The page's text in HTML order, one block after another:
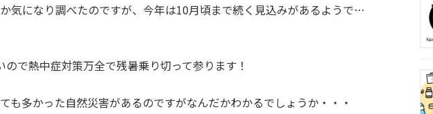
気になり調べたのですが、今年は10月頃まで続く見込みがあるようで…
で熱中症対策万全で残暑乗り切って参ります！
も多かった自然災害があるのですがなんだかわかるでしょうか・・・